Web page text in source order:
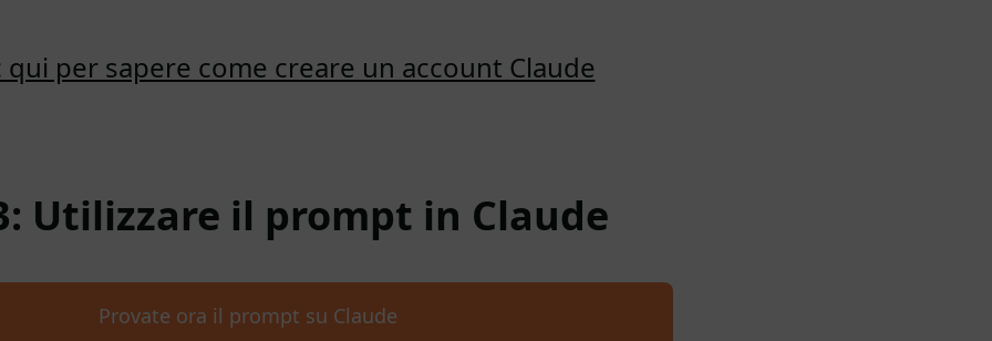
qui per sapere come creare un account Claude
Utilizzare il prompt in Claude
Provate ora il prompt su Claude